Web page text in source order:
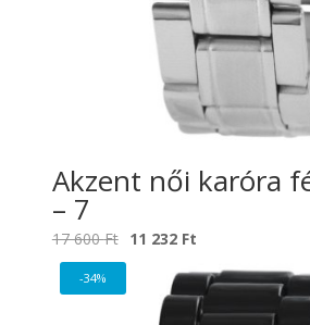
Akzent női karóra
– 7
17 600Ft Original
price
11 232 Ft
is:
11
-34%